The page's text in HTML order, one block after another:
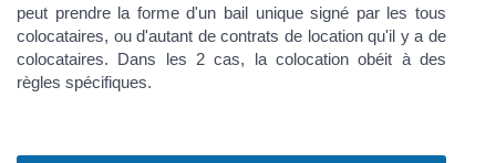
peut prendre la forme d'un bail unique signé par les tous
colocataires, ou d'autant de contrats de location qu'il y a de
colocataires. Dans les 2 cas, la colocation obéit à des
règles spécifiques.